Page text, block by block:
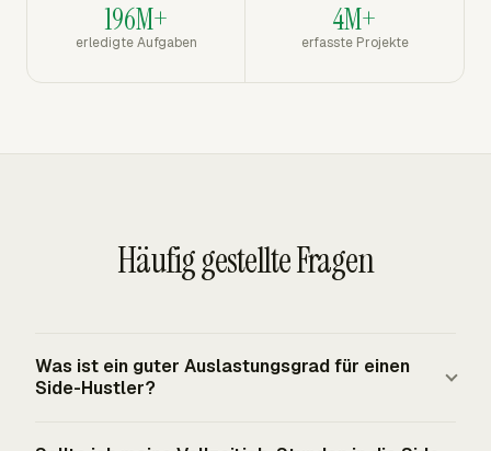
196M+
erledigte Aufgaben
4M+
erfasste Projekte
Häufig gestellte Fragen
Was ist ein guter Auslastungsgrad für einen
Side-Hustler?